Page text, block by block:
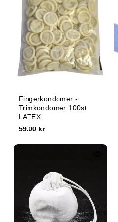
Fingerkondomer -
Trimkondomer 100st
LATEX
59.00 kr